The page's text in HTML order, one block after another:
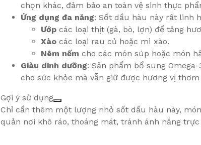
chọn khác, đảm bảo an toàn vệ sinh thực
Ứng dụng đa năng: Sốt dầu hàu này rất linh
Ướp các loại thịt (gà, bò, lợn) để tăng
Xào các loại rau củ hoặc mì xào.
Nêm nếm cho các món súp hoặc món
Giàu dinh dưỡng: Sản phẩm bổ sung
cho sức khỏe mà vẫn giữ được hương vị thơm
Gợi ý sử dụng
Chỉ cần thêm một lượng nhỏ sốt dầu hàu này,
quản nơi khô ráo, thoáng mát, tránh ánh nắng